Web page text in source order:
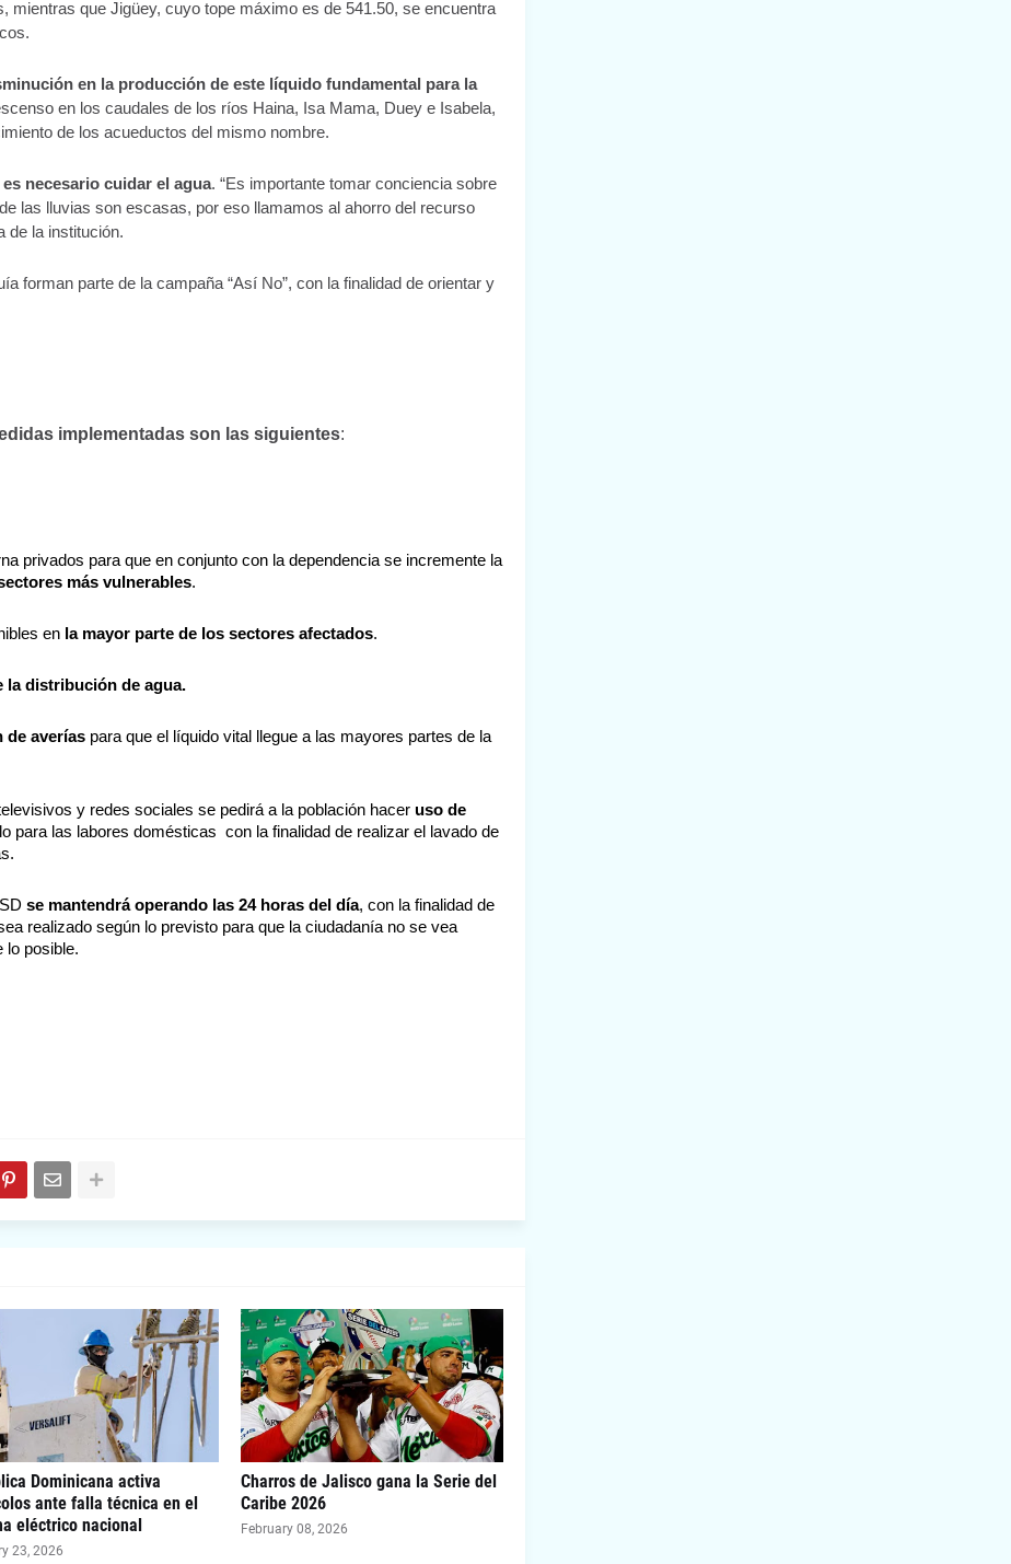
mientras que Jigüey, cuyo tope máximo es de 541.50, se encuentra
en la producción de este líquido fundamental para la
en los caudales de los ríos Haina, Isa Mama, Duey e Isabela,
de los acueductos del mismo nombre.
es necesario cuidar el agua. “Es importante tomar conciencia sobre
las lluvias son escasas, por eso llamamos al ahorro del recurso
de la institución.
forman parte de la campaña “Así No”, con la finalidad de orientar y
implementadas son las siguientes:
Incrementar la flota de camiones cisterna privados para que en conjunto con la dependencia se incremente la
más vulnerables.
en la mayor parte de los sectores afectados.
la distribución de agua.
de averías para que el líquido vital llegue a las mayores partes de la
y redes sociales se pedirá a la población hacer uso de
para las labores domésticas  con la finalidad de realizar el lavado de
se mantendrá operando las 24 horas del día, con la finalidad de
realizado según lo previsto para que la ciudadanía no se vea
lo posible.
Dominicana activa
ante falla técnica en el
eléctrico nacional
23, 2026
Charros de Jalisco gana la Serie del
Caribe 2026
February 08, 2026